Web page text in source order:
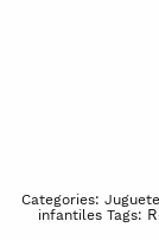
Categories:
infantiles Tags: